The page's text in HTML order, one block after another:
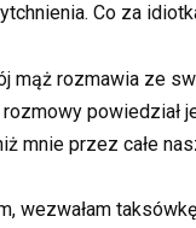
Co za
mąż rozmawia ze
powiedział
mnie przez całe
wezwałam